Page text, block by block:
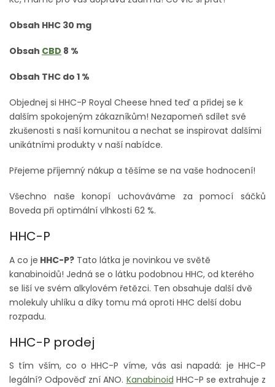
Obsah HHC 30 mg
Obsah CBD 8 %
Obsah THC do 1 %
Objednej si HHC-P Royal Cheese hned teď a přidej se k
dalším spokojeným zákazníkům! Nezapomeň sdílet své
zkušenosti s naší komunitou a nechat se inspirovat dalšími
unikátními produkty v naší nabídce.
Přejeme příjemný nákup a těšíme se na vaše hodnocení!
Všechno naše konopí uchováváme za pomocí sáčků
Boveda při optimální vlhkosti 62 %.
HHC-P
A co je HHC-P? Tato látka je novinkou ve světě
kanabinoidů! Jedná se o látku podobnou HHC, od kterého
se liší ve svém alkylovém řetězci. Ten obsahuje další dvě
molekuly uhlíku a díky tomu má oproti HHC delší dobu
rozpadu.
HHC-P prodej
S tím vším, co o HHC-P víme, vás asi napadá: je HHC-P
legální? Odpověď zní ANO. Kanabinoid HHC-P se extrahuje z